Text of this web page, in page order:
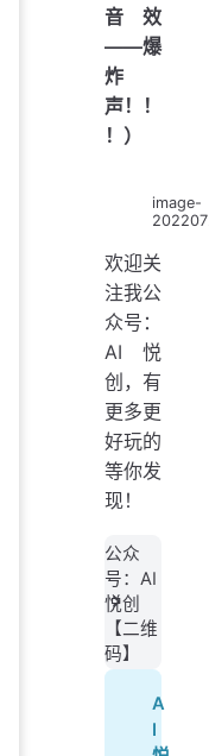
音效
——爆
炸
声！！
！）
image-
欢迎关
注我公
众号：
AI悦
创，有
更多更
好玩的
等你发
现！
公众
号：AI
悦创
【二维
码】
A
I